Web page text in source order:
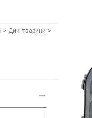
> Дикі тварини >